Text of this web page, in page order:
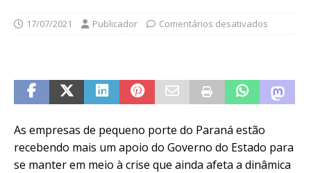
17/07/2021 Publicador Comentários desativados
As empresas de pequeno porte do Paraná estão
recebendo mais um apoio do Governo do Estado para
se manter em meio à crise que ainda afeta a dinâmica